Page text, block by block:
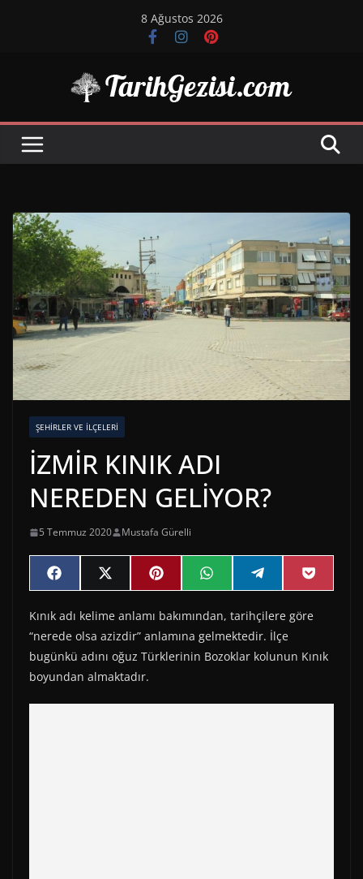
8 Ağustos 2026
ŞEHIRLER VE İLÇELERI
İZMİR KINIK ADI
NEREDEN GELİYOR?
5 Temmuz 2020 Mustafa Gürelli
Share
on
F
a
e
b
o
o
k
Share
on
X
(
w
i
t
t
e
r
Share
on
P
i
t
e
r
e
Share
on
W
h
t
s
A
p
Share
on
e
e
g
r
a
Share
on
P
o
Kınık adı kelime anlamı bakımından, tarihçilere göre
“nerede olsa azizdir” anlamına gelmektedir. İlçe
bugünkü adını oğuz Türklerinin Bozoklar kolunun Kınık
boyundan almaktadır.